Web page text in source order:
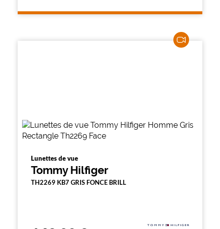
Lunettes de vue
Tommy Hilfiger
TH2269 KB7 GRIS FONCE BRILL